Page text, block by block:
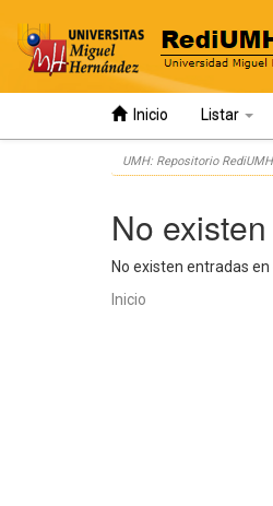
Inicio Listar
UMH: Repositorio RediUMH
No
No existen entradas
Inicio